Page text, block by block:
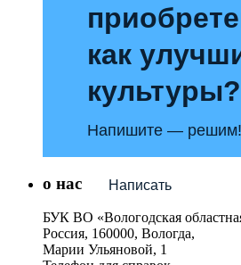
как
культуры?
Напишите — решим!
Написать
о нас
БУК ВО «Вологодская
Россия, 160000, Вологда,
Марии Ульяновой, 1